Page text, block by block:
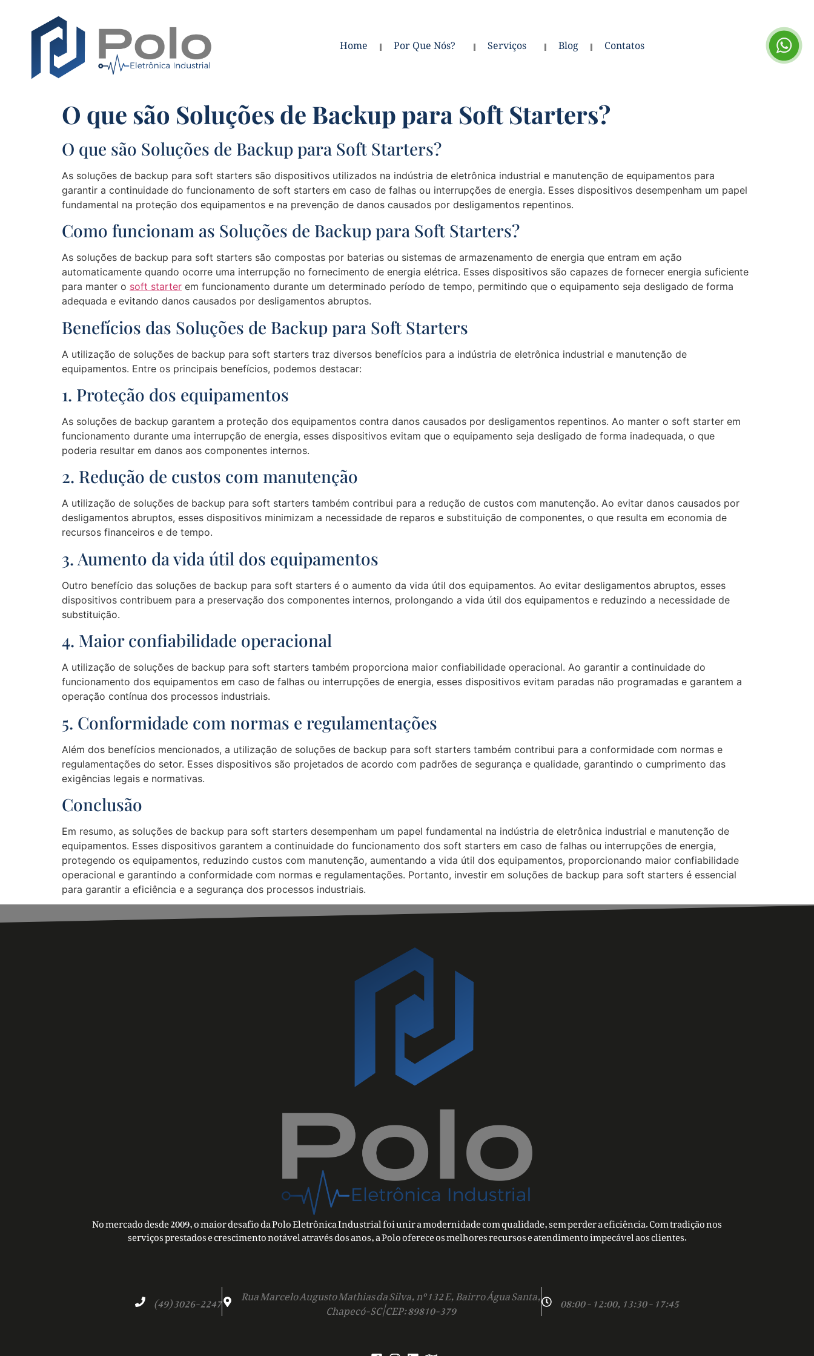
Home Por Que Nós? Serviços Blog Contatos
O que são Soluções de Backup para Soft Starters?
O que são Soluções de Backup para Soft Starters?
As soluções de backup para soft starters são dispositivos utilizados na indústria de eletrônica industrial e manutenção de equipamentos para
garantir a continuidade do funcionamento de soft starters em caso de falhas ou interrupções de energia. Esses dispositivos desempenham um papel
fundamental na proteção dos equipamentos e na prevenção de danos causados por desligamentos repentinos.
Como funcionam as Soluções de Backup para Soft Starters?
As soluções de backup para soft starters são compostas por baterias ou sistemas de armazenamento de energia que entram em ação
automaticamente quando ocorre uma interrupção no fornecimento de energia elétrica. Esses dispositivos são capazes de fornecer energia suficiente
para manter o soft starter em funcionamento durante um determinado período de tempo, permitindo que o equipamento seja desligado de forma
adequada e evitando danos causados por desligamentos abruptos.
Benefícios das Soluções de Backup para Soft Starters
A utilização de soluções de backup para soft starters traz diversos benefícios para a indústria de eletrônica industrial e manutenção de
equipamentos. Entre os principais benefícios, podemos destacar:
1. Proteção dos equipamentos
As soluções de backup garantem a proteção dos equipamentos contra danos causados por desligamentos repentinos. Ao manter o soft starter em
funcionamento durante uma interrupção de energia, esses dispositivos evitam que o equipamento seja desligado de forma inadequada, o que
poderia resultar em danos aos componentes internos.
2. Redução de custos com manutenção
A utilização de soluções de backup para soft starters também contribui para a redução de custos com manutenção. Ao evitar danos causados por
desligamentos abruptos, esses dispositivos minimizam a necessidade de reparos e substituição de componentes, o que resulta em economia de
recursos financeiros e de tempo.
3. Aumento da vida útil dos equipamentos
Outro benefício das soluções de backup para soft starters é o aumento da vida útil dos equipamentos. Ao evitar desligamentos abruptos, esses
dispositivos contribuem para a preservação dos componentes internos, prolongando a vida útil dos equipamentos e reduzindo a necessidade de
substituição.
4. Maior confiabilidade operacional
A utilização de soluções de backup para soft starters também proporciona maior confiabilidade operacional. Ao garantir a continuidade do
funcionamento dos equipamentos em caso de falhas ou interrupções de energia, esses dispositivos evitam paradas não programadas e garantem a
operação contínua dos processos industriais.
5. Conformidade com normas e regulamentações
Além dos benefícios mencionados, a utilização de soluções de backup para soft starters também contribui para a conformidade com normas e
regulamentações do setor. Esses dispositivos são projetados de acordo com padrões de segurança e qualidade, garantindo o cumprimento das
exigências legais e normativas.
Conclusão
Em resumo, as soluções de backup para soft starters desempenham um papel fundamental na indústria de eletrônica industrial e manutenção de
equipamentos. Esses dispositivos garantem a continuidade do funcionamento dos soft starters em caso de falhas ou interrupções de energia,
protegendo os equipamentos, reduzindo custos com manutenção, aumentando a vida útil dos equipamentos, proporcionando maior confiabilidade
operacional e garantindo a conformidade com normas e regulamentações. Portanto, investir em soluções de backup para soft starters é essencial
para garantir a eficiência e a segurança dos processos industriais.
No mercado desde 2009, o maior desafio da Polo Eletrônica Industrial foi unir a modernidade com qualidade, sem perder a eficiência. Com tradição nos
serviços prestados e crescimento notável através dos anos, a Polo oferece os melhores recursos e atendimento impecável aos clientes.
(49) 3026-2247 Rua Marcelo Augusto Mathias da Silva, nº 132 E, Bairro Água Santa,
Chapecó-SC | CEP: 89810-379 08:00 - 12:00, 13:30 - 17:45